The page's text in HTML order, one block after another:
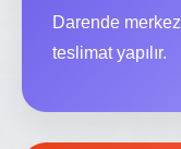
Darende
teslimat yapılır.